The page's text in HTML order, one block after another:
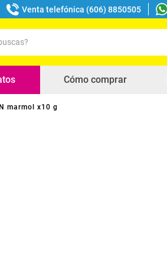
Venta telefónica (606) 8850505
Cómo comprar
marmol x10 g
buscados